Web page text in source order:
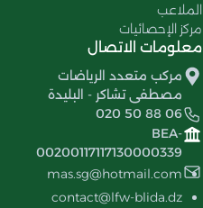
الملاعب
مركز الإحصائيات
معلومات الاتصال
مركب متعدد الرياضات
مصطفى تشاكر - البليدة
020 50 88 06
BEA-
00200117117130000339
mas.sg@hotmail.com
contact@lfw-blida.dz